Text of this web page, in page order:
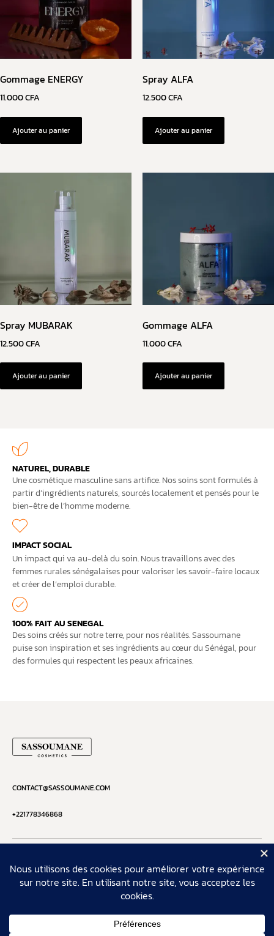
Gommage ENERGY
11.000CFA
Ajouter au panier
Spray ALFA
12.500CFA
Ajouter au panier
Spray MUBARAK
12.500CFA
Ajouter au panier
Gommage ALFA
11.000CFA
Ajouter au panier
NATUREL, DURABLE
Une cosmétique masculine sans artifice. Nos soins sont formulés à
partir d’ingrédients naturels, sourcés localement et pensés pour le
bien-être de l’homme moderne.
IMPACT SOCIAL
Un impact qui va au-delà du soin. Nous travaillons avec des
femmes rurales sénégalaises pour valoriser les savoir-faire locaux
et créer de l’emploi durable.
100% FAIT AU SENEGAL
Des soins créés sur notre terre, pour nos réalités. Sassoumane
puise son inspiration et ses ingrédients au cœur du Sénégal, pour
des formules qui respectent les peaux africaines.
CONTACT@SASSOUMANE.COM
+221778346868
Copyright © 2026